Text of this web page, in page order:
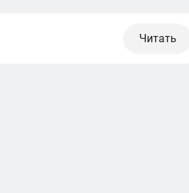
Читать